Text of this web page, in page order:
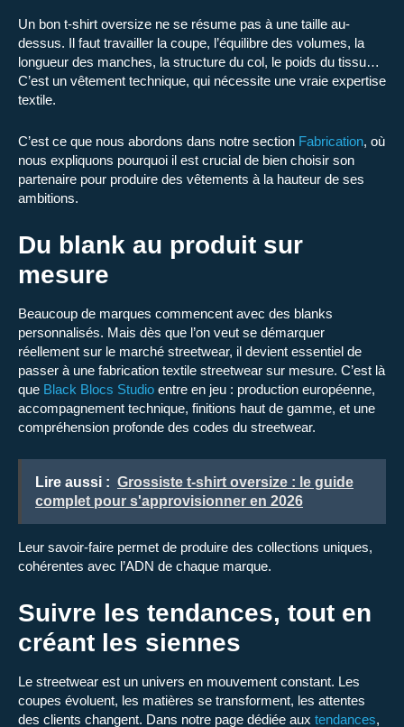
Un bon t-shirt oversize ne se résume pas à une taille au-
dessus. Il faut travailler la coupe, l’équilibre des volumes, la
longueur des manches, la structure du col, le poids du tissu…
C’est un vêtement technique, qui nécessite une vraie expertise
textile.
C’est ce que nous abordons dans notre section Fabrication, où
nous expliquons pourquoi il est crucial de bien choisir son
partenaire pour produire des vêtements à la hauteur de ses
ambitions.
Du blank au produit sur
mesure
Beaucoup de marques commencent avec des blanks
personnalisés. Mais dès que l’on veut se démarquer
réellement sur le marché streetwear, il devient essentiel de
passer à une fabrication textile streetwear sur mesure. C’est là
que Black Blocs Studio entre en jeu : production européenne,
accompagnement technique, finitions haut de gamme, et une
compréhension profonde des codes du streetwear.
Lire aussi : Grossiste t-shirt oversize : le guide
complet pour s'approvisionner en 2026
Leur savoir-faire permet de produire des collections uniques,
cohérentes avec l’ADN de chaque marque.
Suivre les tendances, tout en
créant les siennes
Le streetwear est un univers en mouvement constant. Les
coupes évoluent, les matières se transforment, les attentes
des clients changent. Dans notre page dédiée aux tendances,